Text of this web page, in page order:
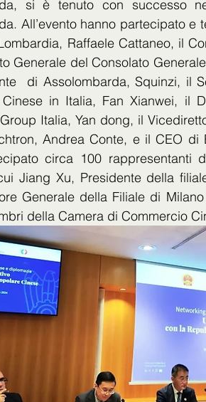
si è tenuto con successo
All’evento hanno partecipato e
Raffaele Cattaneo, il
Generale del Consolato
di Assolombarda, Squinzi, il
in Italia, Fan Xianwei, il
Italia, Yan dong, il
Andrea Conte, e il CEO di
circa 100 rappresentanti
Jiang Xu, Presidente della
Generale della Filiale di
della Camera di Commercio